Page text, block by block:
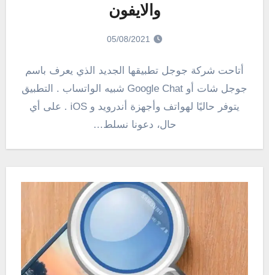
والايفون
05/08/2021
أتاحت شركة جوجل تطبيقها الجديد الذي يعرف باسم
جوجل شات أو Google Chat شبيه الواتساب . التطبيق
يتوفر حاليًا لهواتف وأجهزة أندرويد و iOS . على أي
حال، دعونا نسلط…